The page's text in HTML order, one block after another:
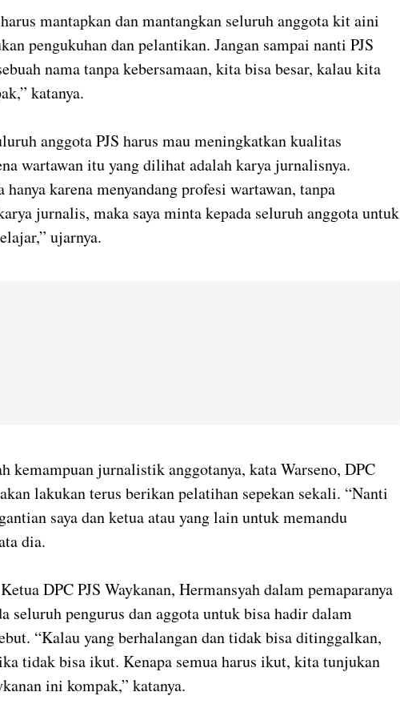
mantapkan dan mantangkan seluruh anggota kit aini
pengukuhan dan pelantikan. Jangan sampai nanti PJS
nama tanpa kebersamaan, kita bisa besar, kalau kita
katanya.
anggota PJS harus mau meningkatkan kualitas
wartawan itu yang dilihat adalah karya jurnalisnya.
hanya karena menyandang profesi wartawan, tanpa
jurnalis, maka saya minta kepada seluruh anggota untuk
ujarnya.
kemampuan jurnalistik anggotanya, kata Warseno, DPC
lakukan terus berikan pelatihan sepekan sekali. “Nanti
saya dan ketua atau yang lain untuk memandu
dia.
DPC PJS Waykanan, Hermansyah dalam pemaparanya
seluruh pengurus dan aggota untuk bisa hadir dalam
“Kalau yang berhalangan dan tidak bisa ditinggalkan,
tidak bisa ikut. Kenapa semua harus ikut, kita tunjukan
ini kompak,” katanya.